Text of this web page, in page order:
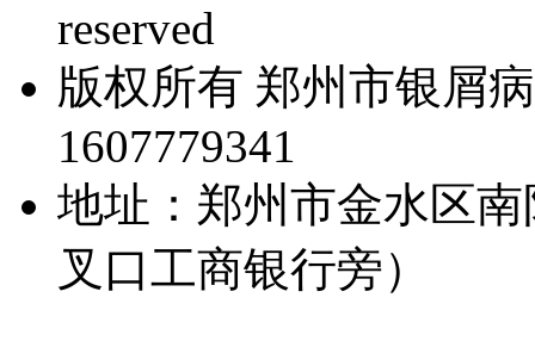
reserved
版权所有 郑州市银屑
1607779341
地址：郑州市金水区
叉口工商银行旁）